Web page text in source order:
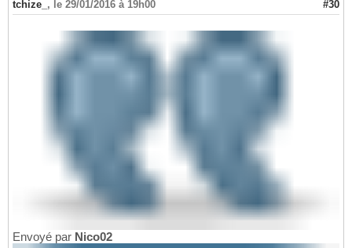
tchize_ , le 29/01/2016 à 19h00 #30
Envoyé par Nico02